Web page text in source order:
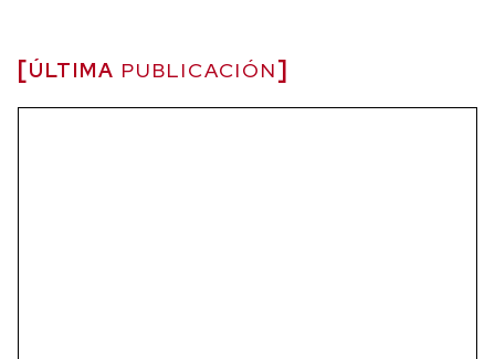
ÚLTIMA PUBLICACIÓN